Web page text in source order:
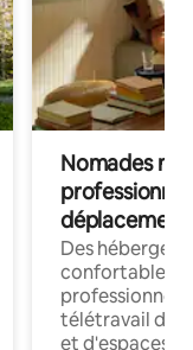
Nomades
déplacement
Des
confortables
professionnels
télétravail
et d'espaces